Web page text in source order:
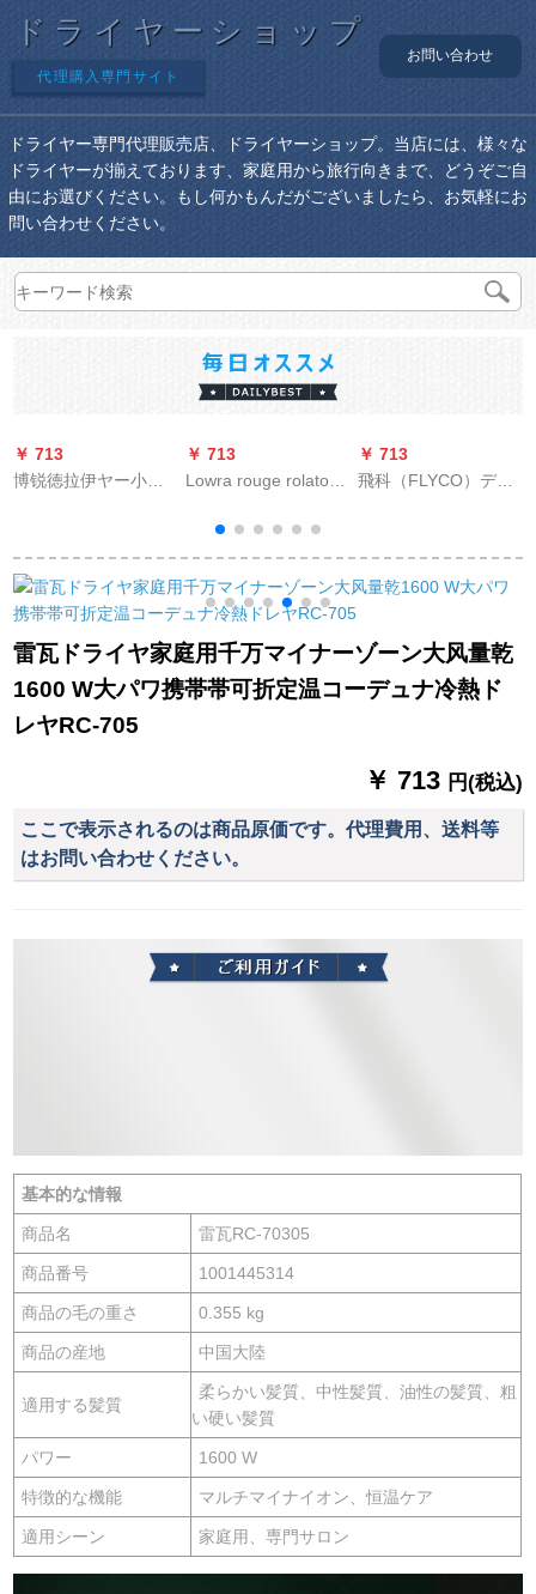
ドライヤーショップ
代理購入専門サイト
お問い合わせ
ドライヤー専門代理販売店、ドライヤーショップ。当店には、様々な
ドライヤーが揃えております、家庭用から旅行向きまで、どうぞご自
由にお選びください。もし何かもんだがございましたら、お気軽にお
問い合わせください。
￥ 713
博锐徳拉伊ヤー小出
1605爆発モデルのオ
ススメ
￥ 713
Lowra rouge rolato-
庭用nettの赤のモデの
低放射性マイナーの
寮用学生三段で冷熱
風朱砂赤色を調節し
ます。
￥ 713
飛科（FLYCO）デラ
用大電力ドライヤー
2200 W FH 6105極光
雷瓦ドライヤ家庭用千万マイナーゾーン大风量乾
1600 W大パワ携帯帯可折定温コーデュナ冷熱ド
レヤRC-705
￥ 713 円(税込)
ここで表示されるのは商品原価です。代理費用、送料等
はお問い合わせください。
基本的な情報
商品名 雷瓦RC-70305
商品番号 1001445314
商品の毛の重さ 0.355 kg
商品の産地 中国大陸
適用する髪質
柔らかい髪質、中性髪質、油性の髪質、粗
い硬い髪質
パワー 1600 W
特徴的な機能 マルチマイナイオン、恒温ケア
適用シーン 家庭用、専門サロン